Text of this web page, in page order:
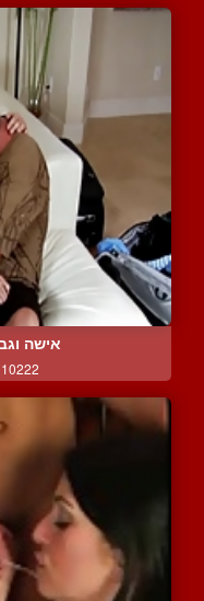
אישה
10222 צפיות